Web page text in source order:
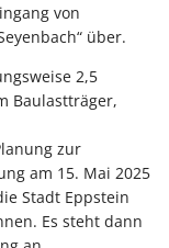
von
über.
2,5
Baulastträger,
zur
am 15. Mai 2025
Stadt Eppstein
Es steht dann